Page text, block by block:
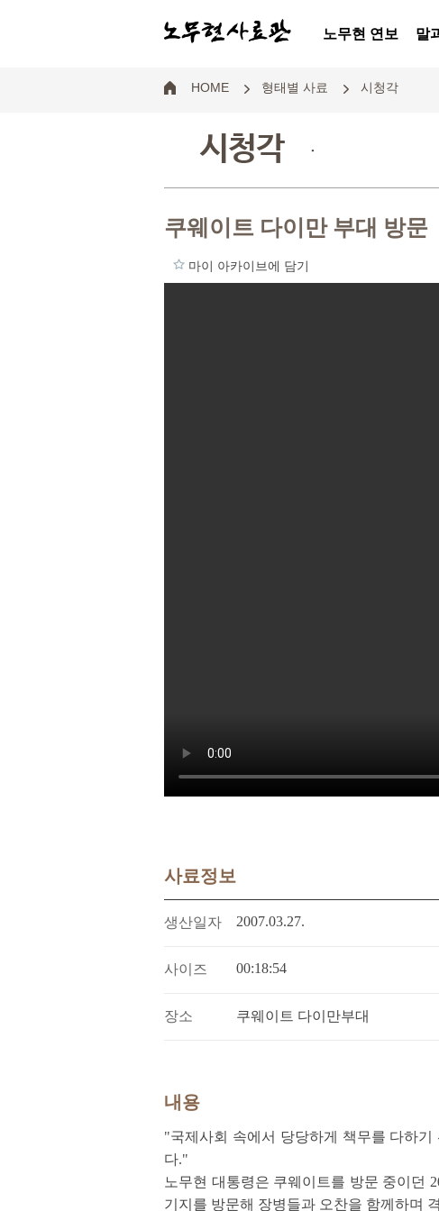
노무현 연보 말
HOME 형태별 사료 시청각
시청각 .
쿠웨이트 다이만 부대 방문
마이 아카이브에 담기
사료정보
생산일자 2007.03.27.
사이즈 00:18:54
장소 쿠웨이트 다이만부대
내용
"국제사회 속에서 당당하게 책무를 다하
다."
노무현 대통령은 쿠웨이트를 방문 중이던
기지를 방문해 장병들과 오찬을 함께하며